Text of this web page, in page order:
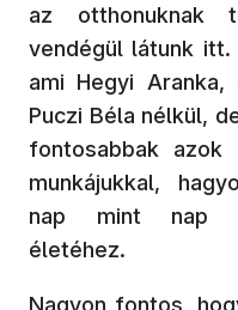
az otthonuknak
vendégül látunk itt.
ami Hegyi
Puczi Béla nélkül,
fontosabbak
munkájukkal,
nap mint nap
életéhez.
Nagyon fontos,